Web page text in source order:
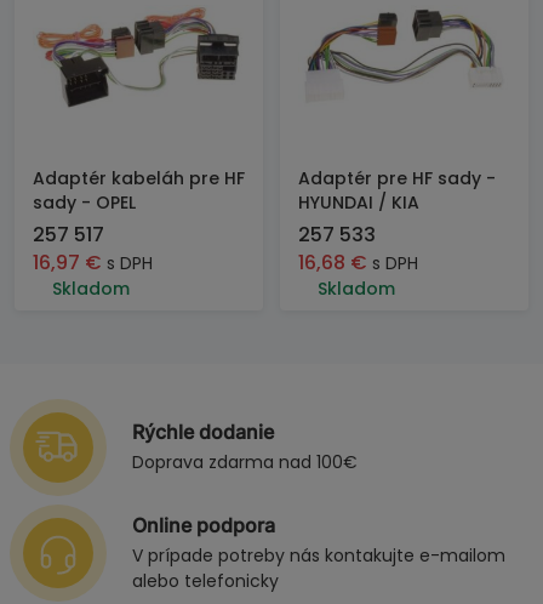
Adaptér kabeláh pre HF
sady - OPEL
257 517
16,97 € s DPH
Skladom
Adaptér pre HF sady -
HYUNDAI / KIA
257 533
16,68 € s DPH
Skladom
Rýchle dodanie
Doprava zdarma nad 100€
Online podpora
V prípade potreby nás kontakujte e-mailom
alebo telefonicky